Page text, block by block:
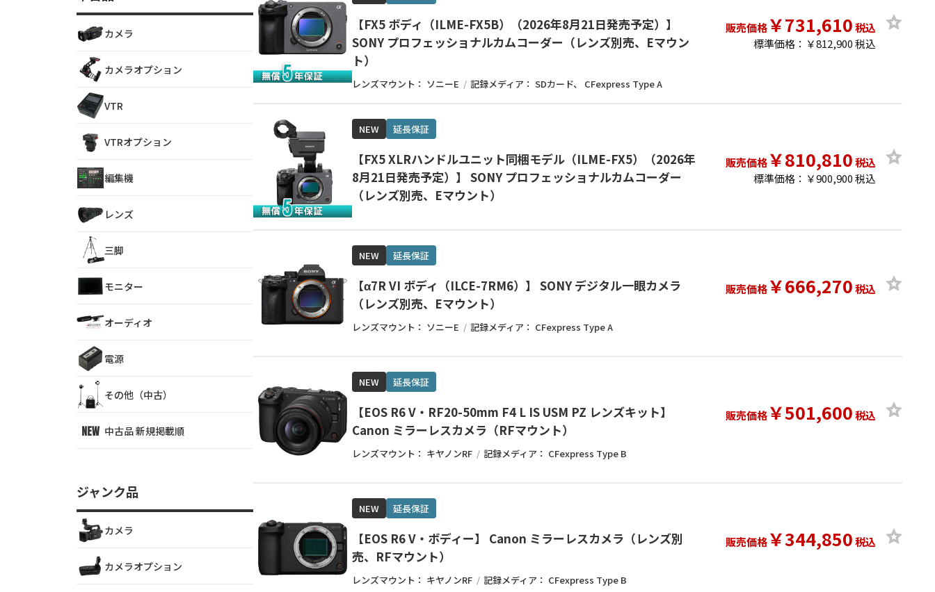
【FX5 ボディ（ILME-FX5B）（2026年8月21日発売予定）】
SONY プロフェッショナルカムコーダー（レンズ別売、Eマウン
ト）
レンズマウント： ソニーE 記録メディア：SDカード CFexpress Type A
販売価格￥731,610税込
標準価格：￥812,900 税込
NEW 延長保証
【FX5 XLRハンドルユニット同梱モデル（ILME-FX5）（2026年
8月21日発売予定）】 SONY プロフェッショナルカムコーダー
（レンズ別売、Eマウント）
販売価格￥810,810税込
標準価格：￥900,900 税込
NEW 延長保証
【α7R VI ボディ（ILCE-7RM6）】 SONY デジタル一眼カメラ
（レンズ別売、Eマウント）
レンズマウント： ソニーE 記録メディア： CFexpress Type A
販売価格￥666,270税込
NEW 延長保証
【EOS R6 V・RF20-50mm F4 L IS USM PZ レンズキット】
Canon ミラーレスカメラ（RFマウント）
レンズマウント： キヤノンRF 記録メディア： CFexpress Type B
販売価格￥501,600税込
NEW 延長保証
【EOS R6 V・ボディー】 Canon ミラーレスカメラ（レンズ別
売、RFマウント）
レンズマウント： キヤノンRF 記録メディア： CFexpress Type B
販売価格￥344,850税込
カメラ
カメラオプション
VTR
VTRオプション
編集機
レンズ
三脚
モニター
オーディオ
電源
その他（中古）
中古品 新規掲載順
ジャンク品
カメラ
カメラオプション